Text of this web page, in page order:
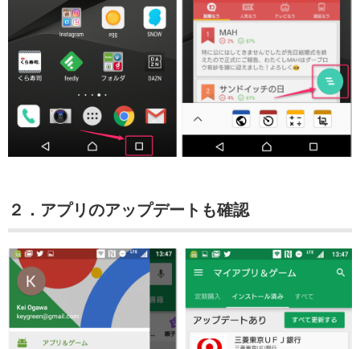
２．アプリのアップデートも確認